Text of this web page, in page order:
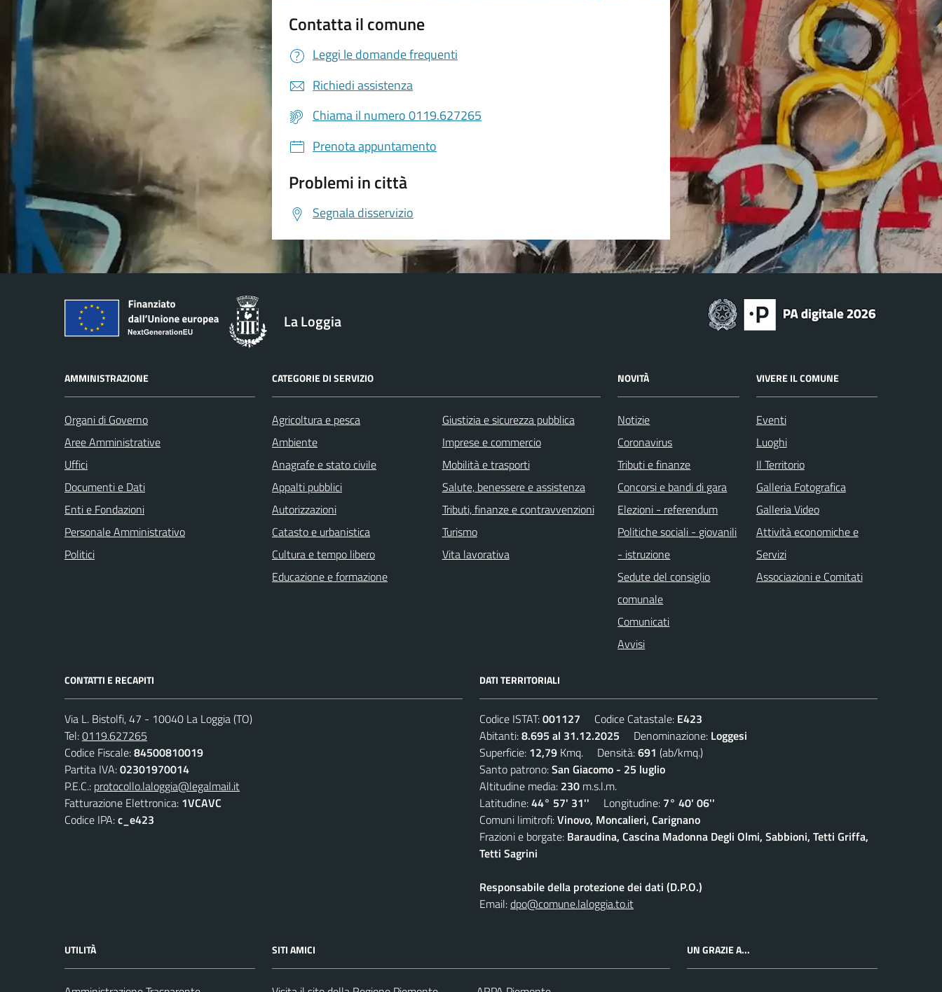
Contatta il comune
Leggi le domande frequenti
Richiedi assistenza
Chiama il numero 0119.627265
Prenota appuntamento
Problemi in città
Segnala disservizio
La Loggia
AMMINISTRAZIONE
Organi di Governo
Aree Amministrative
Uffici
Documenti e Dati
Enti e Fondazioni
Personale Amministrativo
Politici
CATEGORIE DI SERVIZIO
Agricoltura e pesca
Ambiente
Anagrafe e stato civile
Appalti pubblici
Autorizzazioni
Catasto e urbanistica
Cultura e tempo libero
Educazione e formazione
Giustizia e sicurezza pubblica
Imprese e commercio
Mobilità e trasporti
Salute, benessere e assistenza
Tributi, finanze e contravvenzioni
Turismo
Vita lavorativa
NOVITÀ
Notizie
Coronavirus
Tributi e finanze
Concorsi e bandi di gara
Elezioni - referendum
Politiche sociali - giovanili
- istruzione
Sedute del consiglio
comunale
Comunicati
Avvisi
VIVERE IL COMUNE
Eventi
Luoghi
Il Territorio
Galleria Fotografica
Galleria Video
Attività economiche e
Servizi
Associazioni e Comitati
CONTATTI E RECAPITI
Via L. Bistolfi, 47 - 10040 La Loggia (TO)
Tel:0119.627265
Codice Fiscale:84500810019
Partita IVA:02301970014
P.E.C.: protocollo.laloggia@legalmail.it
Fatturazione Elettronica: 1VCAVC
Codice IPA:c_e423
DATI TERRITORIALI
Codice ISTAT:001127 Codice Catastale: E423
Abitanti:8.695 al 31.12.2025 Denominazione: Loggesi
Superficie: 12,79 Kmq. Densità:691 (ab/kmq.)
Santo patrono:San Giacomo - 25 luglio
Altitudine media: 230 m.s.l.m.
Latitudine:44° 57' 31'' Longitudine: 7° 40' 06''
Comuni limitrofi:Vinovo, Moncalieri, Carignano
Frazioni e borgate: Baraudina, Cascina Madonna Degli Olmi, Sabbioni, Tetti Griffa,
Tetti Sagrini
Responsabile della protezione dei dati (D.P.O.)
Email:dpo@comune.laloggia.to.it
UTILITÀ SITI AMICI UN GRAZIE A...